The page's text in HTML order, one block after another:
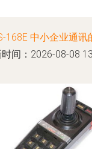
168E 中小企业通讯
间：2026-08-08